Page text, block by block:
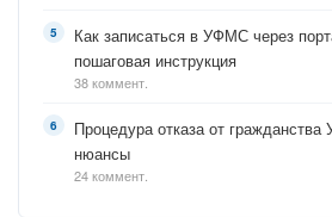
Как записаться в УФМС через
пошаговая инструкция
38 коммент.
Процедура отказа от гражданства
нюансы
24 коммент.